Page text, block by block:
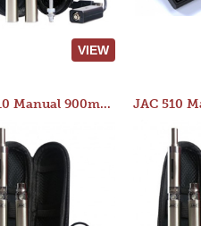
VIEW
JAC 510 Manual 900mAh Starter Kit